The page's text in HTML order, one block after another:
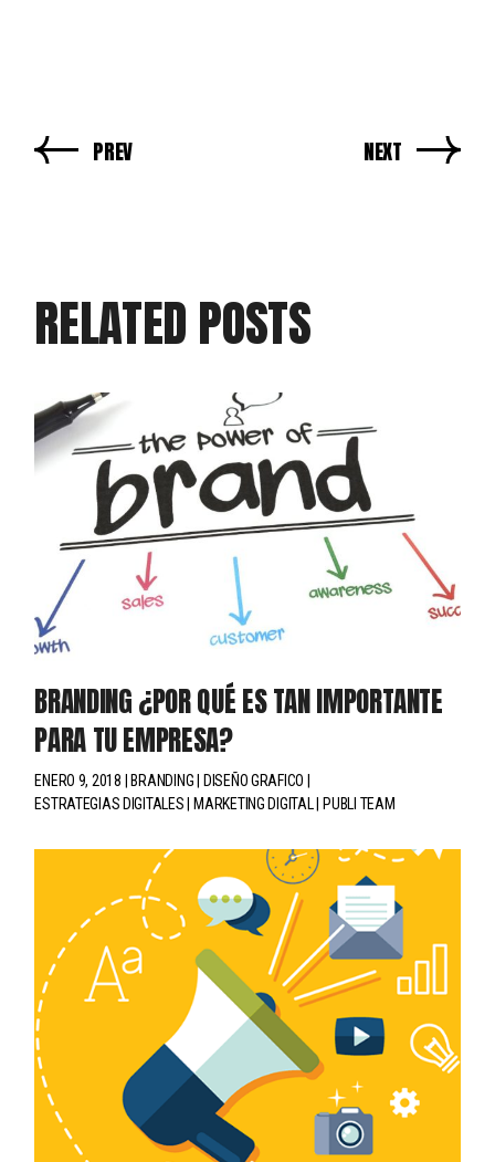
PREV NEXT
RELATED POSTS
BRANDING ¿POR QUÉ ES TAN IMPORTANTE
PARA TU EMPRESA?
ENERO 9, 2018 BRANDING
DISEÑO GRAFICO
ESTRATEGIAS DIGITALES
MARKETING DIGITAL PUBLI TEAM